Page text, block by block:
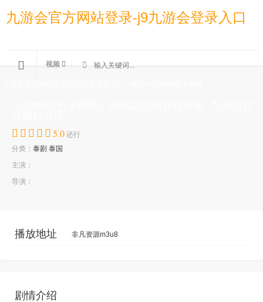
九游会官方网站登录-j9九游会登录入口
视频
5.0 还行
分类： 泰剧 泰国
主演：
导演：
播放地址 非凡资源m3u8
剧情介绍